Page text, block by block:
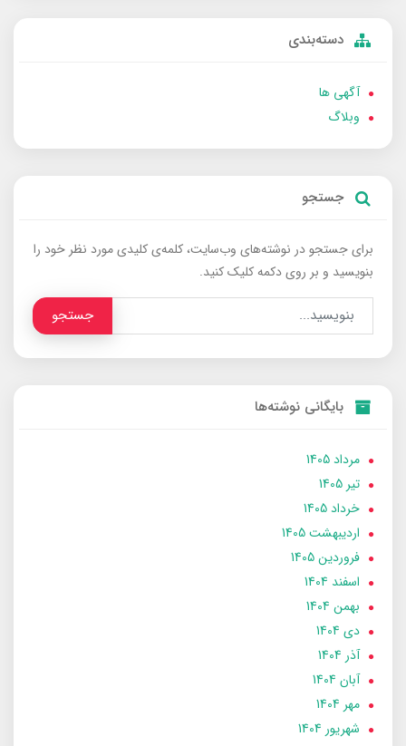
دسته‌بندی
آگهی ها
وبلاگ
جستجو
برای جستجو در نوشته‌های وب‌سایت، کلمه‌ی کلیدی مورد نظر خود را
بنویسید و بر روی دکمه کلیک کنید.
جستجو
بایگانی نوشته‌ها
مرداد 1405
تير 1405
خرداد 1405
ارديبهشت 1405
فروردین 1405
اسفند 1404
بهمن 1404
دی 1404
آذر 1404
آبان 1404
مهر 1404
شهریور 1404